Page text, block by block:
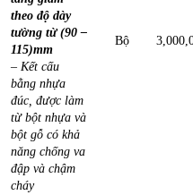
theo độ dày
tường từ (90 –
115)mm
– Kết cấu
bằng nhựa
đúc, được làm
từ bột nhựa và
bột gỗ có khả
năng chống va
đập và chậm
cháy
Bộ